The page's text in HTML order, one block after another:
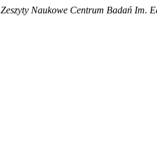
Zeszyty Naukowe Centrum Badań Im.